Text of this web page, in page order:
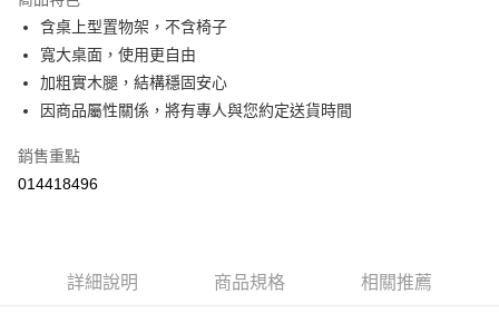
ATM／網路銀行／等多元方式進行付款，方視為交易完成。
購買商品的店家。未經商家同意取消之訂單仍視為有效，需透過AFTEE先享
後付繳納相關費用。
※ 交易是否成功請以「AFTEE先享後付 」之結帳頁面顯示為準，若有關於
是否繳費成功／繳費後需取消欲退款等相關疑問，請聯繫「AFTEE先享後付
【注意事項】
https://aftee.tw/terms/#terms3
含桌上型置物架，不含椅子
寬大桌面，使用更自由
加粗實木腿，結構穩固安心
因商品屬性關係，將有專人與您約定送貨時間
銷售重點
014418496
詳細說明 商品規格 相關推薦